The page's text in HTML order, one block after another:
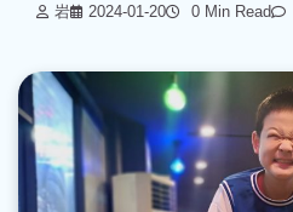
岩 2024-01-20 0 Min Read